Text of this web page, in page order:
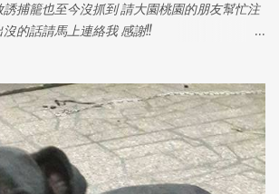
捕籠也至今沒抓到 請大園桃園的朋友幫忙注
的話請馬上連絡我 感謝!!